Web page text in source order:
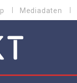
Mediadaten